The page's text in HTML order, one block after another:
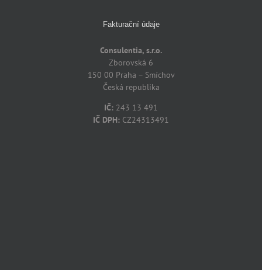
Fakturační údaje
Consulentia, s.r.o.
Zborovská 6
150 00 Praha – Smíchov
Česká republika
IČ: 243 13 491
IČ DPH: CZ24313491